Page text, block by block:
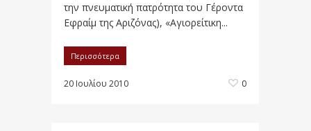
την πνευματική πατρότητα του Γέροντα
Εφραίμ της Αριζόνας), «Αγιορείτικη...
Περισσότερα
20 Ιουλίου 2010 0